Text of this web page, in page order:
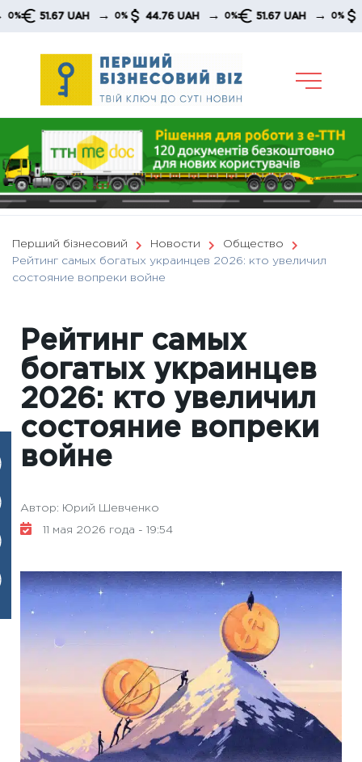
Skip
51.67 UAH → 0% 44.76 UAH → 0% 51.67 UAH → 0% 44.76
Перший бізнесовий Новости
Общество
Рейтинг самых богатых украинцев 2026: кто увеличил
состояние вопреки войне
Рейтинг самых
богатых украинцев
2026: кто увеличил
состояние вопреки
войне
Автор: Юрий Шевченко
11 мая 2026 года - 19:54